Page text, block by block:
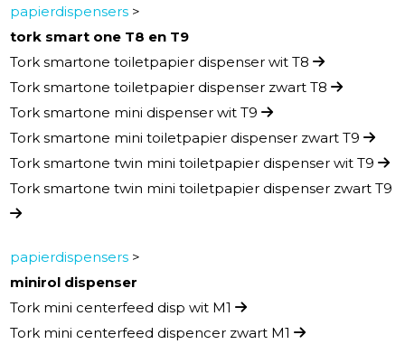
papierdispensers >
tork smart one T8 en T9
Tork smartone toiletpapier dispenser wit T8
Tork smartone toiletpapier dispenser zwart T8
Tork smartone mini dispenser wit T9
Tork smartone mini toiletpapier dispenser zwart T9
Tork smartone twin mini toiletpapier dispenser wit T9
Tork smartone twin mini toiletpapier dispenser zwart T9
papierdispensers >
minirol dispenser
Tork mini centerfeed disp wit M1
Tork mini centerfeed dispencer zwart M1